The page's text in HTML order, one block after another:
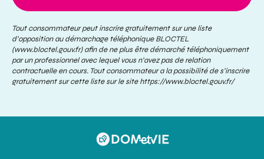
Tout consommateur peut inscrire gratuitement sur une liste
d’opposition au démarchage téléphonique BLOCTEL
(www.bloctel.gouv.fr) afin de ne plus être démarché téléphoniquement
par un professionnel avec lequel vous n’avez pas de relation
contractuelle en cours. Tout consommateur a la possibilité de s’inscrire
gratuitement sur cette liste sur le sitehttps://www.bloctel.gouv.fr/